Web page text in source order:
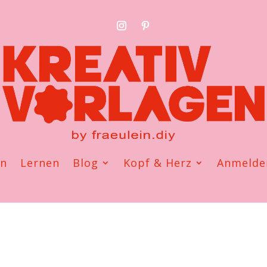
Lernen Blog Kopf & Herz